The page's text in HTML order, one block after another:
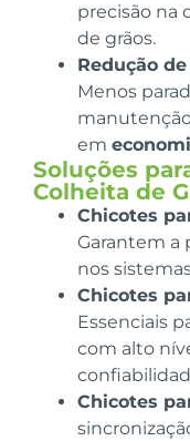
precisão na
de grãos.
Redução
Menos
em
Soluções
Colheita de
Chicotes
Garantem a
nos
Chicotes
Essenciais
com alto
Chicotes